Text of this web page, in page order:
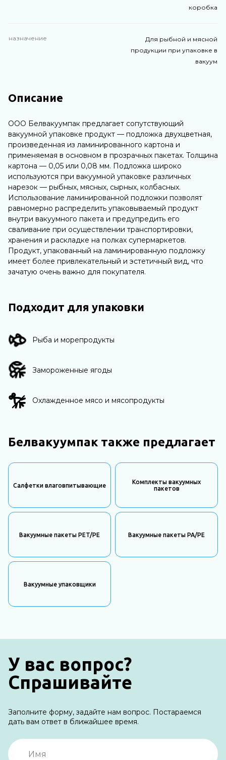
коробка
назначение
Для рыбной и мясной
продукции при упаковке в
вакуум
Описание
ООО Белвакуумпак предлагает сопутствующий
вакуумной упаковке продукт — подложка двухцветная,
произведенная из ламинированного картона и
применяемая в основном в прозрачных пакетах. Толщина
картона — 0,05 или 0,08 мм. Подложка широко
используются при вакуумной упаковке различных
нарезок — рыбных, мясных, сырных, колбасных.
Использование ламинированной подложки позволят
равномерно распределить упаковываемый продукт
внутри вакуумного пакета и предупредить его
сваливание при осуществлении транспортировки,
хранения и раскладке на полках супермаркетов.
Продукт, упакованный на ламинированную подложку
имеет более привлекательный и эстетичный вид, что
зачатую очень важно для покупателя.
Подходит для упаковки
Рыба и морепродукты
Замороженные ягоды
Охлажденное мясо и мясопродукты
Белвакуумпак также предлагает
Салфетки влаговпитывающие
Комплекты вакуумных
пакетов
Вакуумные пакеты PET/PE Вакуумные пакеты PA/PE
Вакуумные упаковщики
У вас вопрос?
Спрашивайте
Заполните форму, задайте нам вопрос. Постараемся
дать вам ответ в ближайшее время.